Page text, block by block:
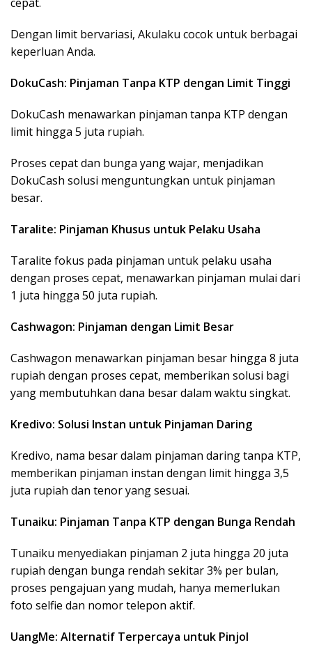
Dengan limit bervariasi, Akulaku cocok untuk berbagai
keperluan Anda.
DokuCash: Pinjaman Tanpa KTP dengan Limit Tinggi
DokuCash menawarkan pinjaman tanpa KTP dengan
limit hingga 5 juta rupiah.
Proses cepat dan bunga yang wajar, menjadikan
DokuCash solusi menguntungkan untuk pinjaman
besar.
Taralite: Pinjaman Khusus untuk Pelaku Usaha
Taralite fokus pada pinjaman untuk pelaku usaha
dengan proses cepat, menawarkan pinjaman mulai dari
1 juta hingga 50 juta rupiah.
Cashwagon: Pinjaman dengan Limit Besar
Cashwagon menawarkan pinjaman besar hingga 8 juta
rupiah dengan proses cepat, memberikan solusi bagi
yang membutuhkan dana besar dalam waktu singkat.
Kredivo: Solusi Instan untuk Pinjaman Daring
Kredivo, nama besar dalam pinjaman daring tanpa KTP,
memberikan pinjaman instan dengan limit hingga 3,5
juta rupiah dan tenor yang sesuai.
Tunaiku: Pinjaman Tanpa KTP dengan Bunga Rendah
Tunaiku menyediakan pinjaman 2 juta hingga 20 juta
rupiah dengan bunga rendah sekitar 3% per bulan,
proses pengajuan yang mudah, hanya memerlukan
foto selfie dan nomor telepon aktif.
UangMe: Alternatif Terpercaya untuk Pinjol